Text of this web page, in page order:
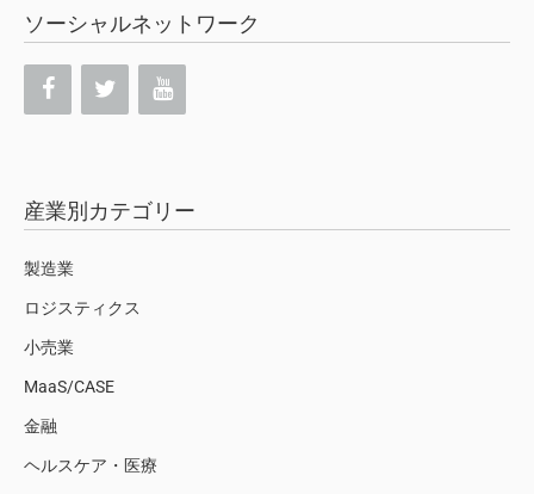
ソーシャルネットワーク
産業別カテゴリー
製造業
ロジスティクス
小売業
MaaS/CASE
金融
ヘルスケア・医療